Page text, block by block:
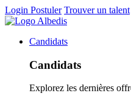
Login Postuler Trouver un talent
Candidats
Candidats
Explorez les dernières